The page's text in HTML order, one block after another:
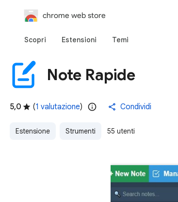
chrome web store
Scopri Estensioni Temi
Note Rapide
5,0 (1 valutazione) Condividi
Estensione Strumenti 55 utenti